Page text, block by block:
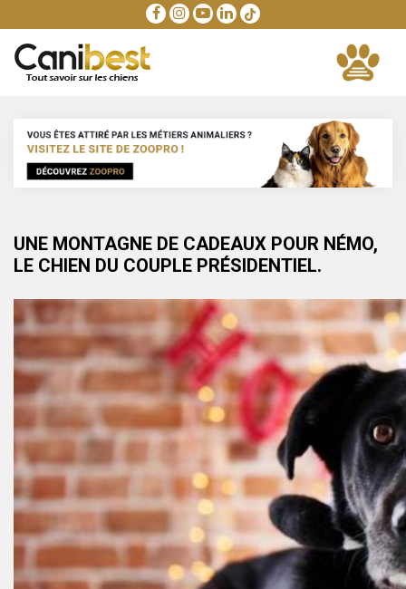
UNE MONTAGNE DE CADEAUX POUR NÉMO,
LE CHIEN DU COUPLE PRÉSIDENTIEL.